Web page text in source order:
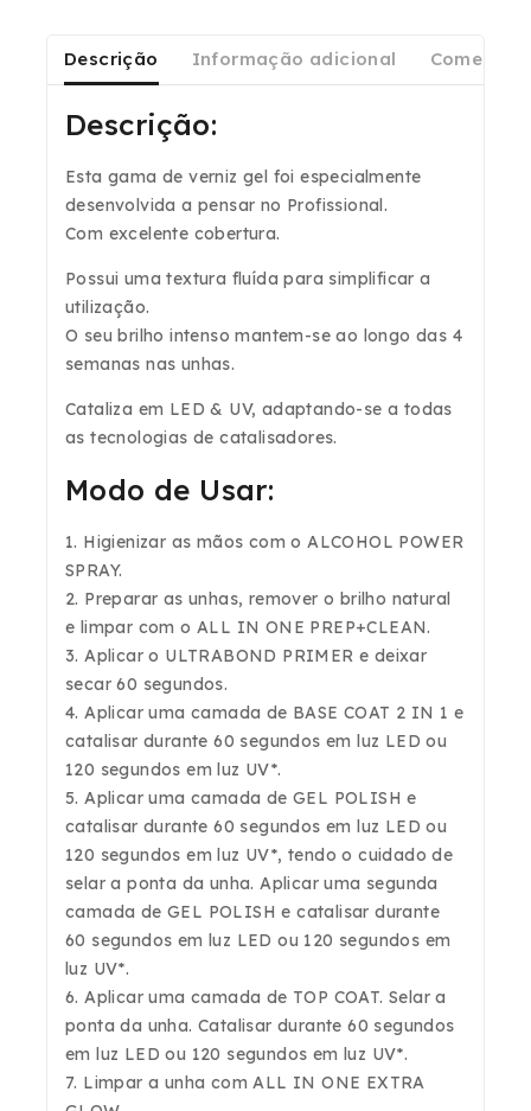
Descrição Informação adicional
Descrição:
Esta gama de verniz gel foi especialmente
desenvolvida a pensar no Profissional.
Com excelente cobertura.
Possui uma textura fluída para simplificar a
utilização.
O seu brilho intenso mantem-se ao longo das 4
semanas nas unhas.
Cataliza em LED & UV, adaptando-se a todas
as tecnologias de catalisadores.
Modo de Usar:
1. Higienizar as mãos com o ALCOHOL POWER
SPRAY.
2. Preparar as unhas, remover o brilho natural
e limpar com o ALL IN ONE PREP+CLEAN.
3. Aplicar o ULTRABOND PRIMER e deixar
secar 60 segundos.
4. Aplicar uma camada de BASE COAT 2 IN 1 e
catalisar durante 60 segundos em luz LED ou
120 segundos em luz UV*.
5. Aplicar uma camada de GEL POLISH e
catalisar durante 60 segundos em luz LED ou
120 segundos em luz UV*, tendo o cuidado de
selar a ponta da unha. Aplicar uma segunda
camada de GEL POLISH e catalisar durante
60 segundos em luz LED ou 120 segundos em
luz UV*.
6. Aplicar uma camada de TOP COAT. Selar a
ponta da unha. Catalisar durante 60 segundos
em luz LED ou 120 segundos em luz UV*.
7. Limpar a unha com ALL IN ONE EXTRA